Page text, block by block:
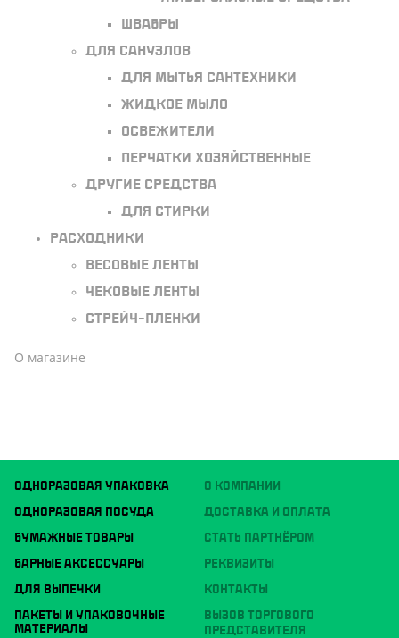
Швабры
Для санузлов
Для мытья сантехники
Жидкое мыло
Освежители
Перчатки хозяйственные
Другие средства
Для стирки
Расходники
Весовые ленты
Чековые ленты
Стрейч-пленки
О магазине
ОДНОРАЗОВАЯ УПАКОВКА
ОДНОРАЗОВАЯ ПОСУДА
БУМАЖНЫЕ ТОВАРЫ
БАРНЫЕ АКСЕССУАРЫ
ДЛЯ ВЫПЕЧКИ
ПАКЕТЫ И УПАКОВОЧНЫЕ
МАТЕРИАЛЫ
О КОМПАНИИ
ДОСТАВКА И ОПЛАТА
СТАТЬ ПАРТНЁРОМ
РЕКВИЗИТЫ
КОНТАКТЫ
ВЫЗОВ ТОРГОВОГО
ПРЕДСТАВИТЕЛЯ